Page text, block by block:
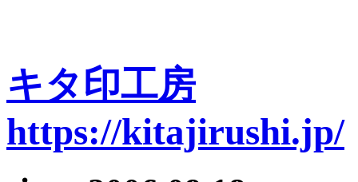
キタ印工房
https://kitajirushi.jp/